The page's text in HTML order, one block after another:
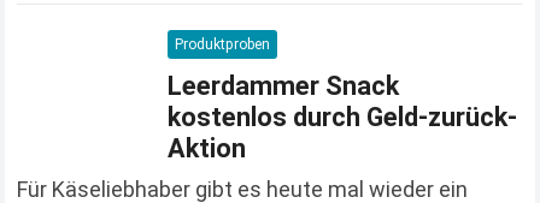
Produktproben
Leerdammer Snack
kostenlos durch Geld-zurück-
Aktion
Für Käseliebhaber gibt es heute mal wieder ein